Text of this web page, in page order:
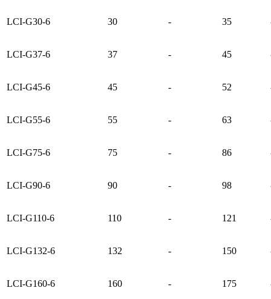
LCI-G30-6 30 - 35
LCI-G37-6 37 - 45
LCI-G45-6 45 - 52
LCI-G55-6 55 - 63
LCI-G75-6 75 - 86
LCI-G90-6 90 - 98
LCI-G110-6 110 - 121
LCI-G132-6 132 - 150
LCI-G160-6 160 - 175